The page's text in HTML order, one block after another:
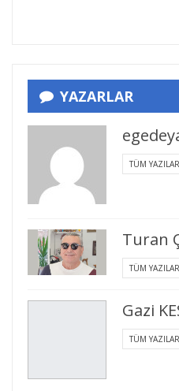
YAZARLAR
TÜM
Turan
TÜM
Gazi
TÜM